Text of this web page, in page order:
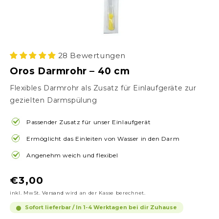
28 Bewertungen
Oros Darmrohr – 40 cm
Flexibles Darmrohr als Zusatz für Einlaufgeräte zur
gezielten Darmspülung
Passender Zusatz für unser Einlaufgerät
Ermöglicht das Einleiten von Wasser in den Darm
Angenehm weich und flexibel
Normaler
Preis
€3,00
inkl. MwSt.Versand wird an der Kasse berechnet.
Sofort lieferbar / In 1-4 Werktagen bei dir Zuhause